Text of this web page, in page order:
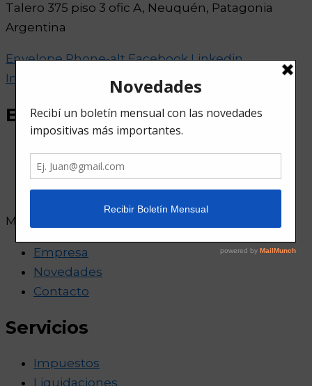
Talero 375 piso 3 ofic A, Neuquén, Patagonia
Argentina
Envelope Phone-alt Facebook Linkedin
Instagram
Estudio
Empresa
Novedades
Contacto
Menu
Empresa
Novedades
Contacto
Servicios
Impuestos
Liquidaciones